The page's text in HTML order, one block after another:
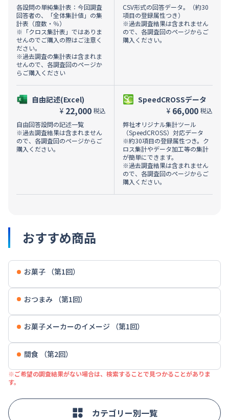
各設問の単純集計表：今回調査
回答者の、「全体集計値」の集
計表（度数・％）
※「クロス集計表」ではありま
せんのでご購入の際はご注意く
ださい。
※過去調査の集計表は含まれま
せんので、各調査回のページか
らご購入ください
自由記述(Excel)
¥ 22,000 税込
自由回答設問の記述一覧
※過去調査結果は含まれません
ので、各調査回のページからご
購入ください。
CSV形式の回答データ。（約30
項目の登録属性つき）
※過去調査結果は含まれません
ので、各調査回のページからご
購入ください。
SpeedCROSSデータ
¥ 66,000 税込
弊社オリジナル集計ツール
（SpeedCROSS）対応データ
※約30項目の登録属性つき。ク
ロス集計やデータ加工等の集計
が簡単にできます。
※過去調査結果は含まれません
ので、各調査回のページからご
購入ください。
おすすめ商品
お菓子 （第1回）
おつまみ （第1回）
お菓子メーカーのイメージ （第1回）
間食 （第2回）
※ご希望の調査結果がない場合は、検索することで見つかることがありま
す。
カテゴリー別一覧